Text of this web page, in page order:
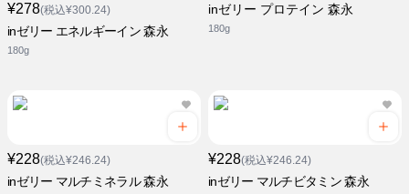
¥278(税込¥300.24)
inゼリー エネルギーイン 森永
180g
inゼリー プロテイン 森永
180g
¥228(税込¥246.24)
inゼリー マルチミネラル 森永
¥228(税込¥246.24)
inゼリー マルチビタミン 森永